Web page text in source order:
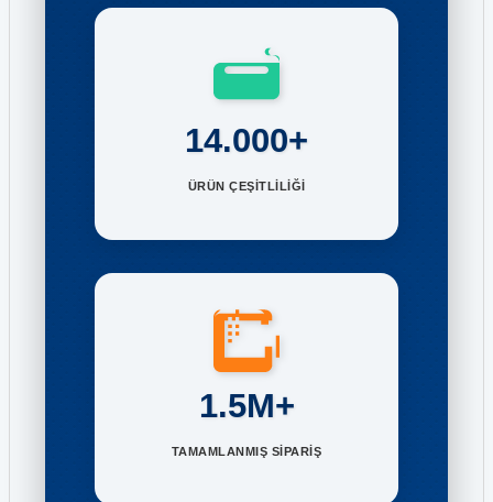
14.000+
ÜRÜN ÇEŞİTLİLİĞİ
1.5M+
TAMAMLANMIŞ SİPARİŞ